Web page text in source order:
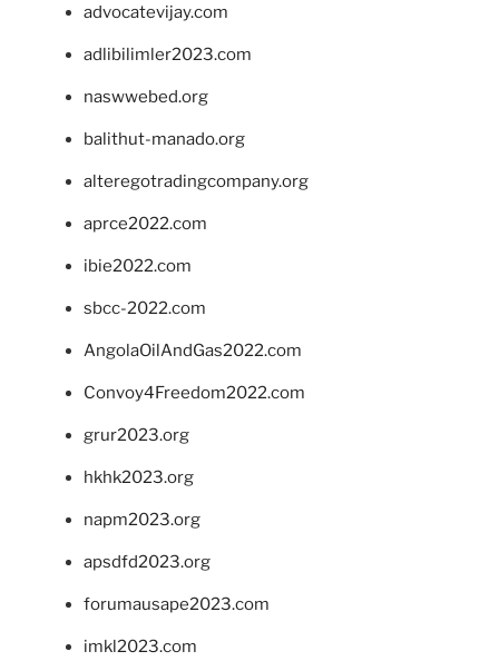
advocatevijay.com
adlibilimler2023.com
naswwebed.org
balithut-manado.org
alteregotradingcompany.org
aprce2022.com
ibie2022.com
sbcc-2022.com
AngolaOilAndGas2022.com
Convoy4Freedom2022.com
grur2023.org
hkhk2023.org
napm2023.org
apsdfd2023.org
forumausape2023.com
imkl2023.com